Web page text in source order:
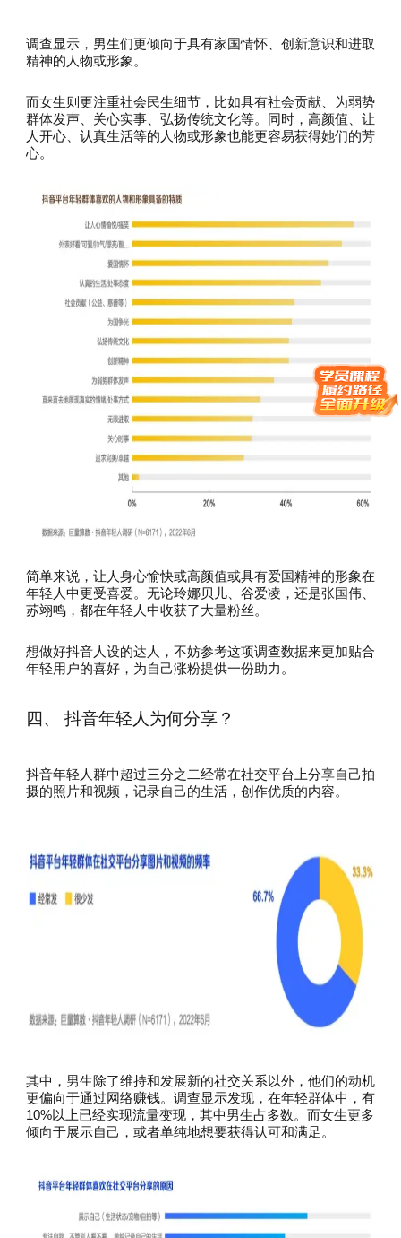
调查显示，男生们更倾向于具有家国情怀、创新意识和进取
精神的人物或形象。
而女生则更注重社会民生细节，比如具有社会贡献、为弱势
群体发声、关心实事、弘扬传统文化等。同时，高颜值、让
人开心、认真生活等的人物或形象也能更容易获得她们的芳
心。
简单来说，让人身心愉快或高颜值或具有爱国精神的形象在
年轻人中更受喜爱。无论玲娜贝儿、谷爱凌，还是张国伟、
苏翊鸣，都在年轻人中收获了大量粉丝。
想做好抖音人设的达人，不妨参考这项调查数据来更加贴合
年轻用户的喜好，为自己涨粉提供一份助力。
四、 抖音年轻人为何分享？
抖音年轻人群中超过三分之二经常在社交平台上分享自己拍
摄的照片和视频，记录自己的生活，创作优质的内容。
其中，男生除了维持和发展新的社交关系以外，他们的动机
更偏向于通过网络赚钱。调查显示发现，在年轻群体中，有
10%以上已经实现流量变现，其中男生占多数。而女生更多
倾向于展示自己，或者单纯地想要获得认可和满足。